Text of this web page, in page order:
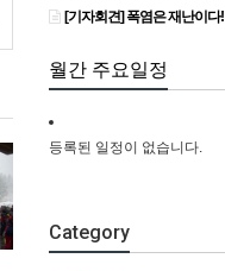
[기자회견] 폭염은 재난이다! 폭염으로부터 안
월간 주요일정
등록된 일정이 없습니다.
Category